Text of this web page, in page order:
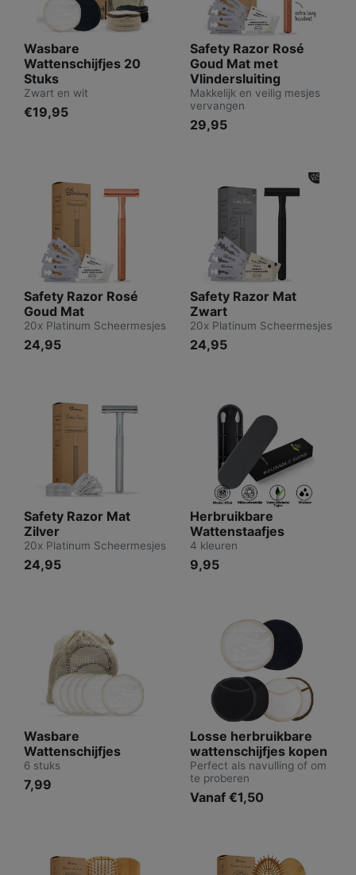
Wasbare
Wattenschijfjes 20
Stuks
Zwart en wit
€19,95
Safety Razor Rosé
Goud Mat met
Vlindersluiting
Makkelijk en veilig mesjes
vervangen
29,95
Safety Razor Rosé
Goud Mat
20x Platinum Scheermesjes
24,95
Safety Razor Mat
Zwart
20x Platinum Scheermesjes
24,95
Safety Razor Mat
Zilver
20x Platinum Scheermesjes
24,95
Herbruikbare
Wattenstaafjes
4 kleuren
9,95
Wasbare
Wattenschijfjes
6 stuks
7,99
Losse herbruikbare
wattenschijfjes kopen
Perfect als navulling of om
te proberen
Vanaf €1,50